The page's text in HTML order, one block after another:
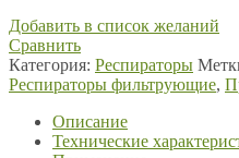
Добавить в список желаний
Сравнить
Категория: Респираторы
Респираторы фильтрующие,
Описание
Технические